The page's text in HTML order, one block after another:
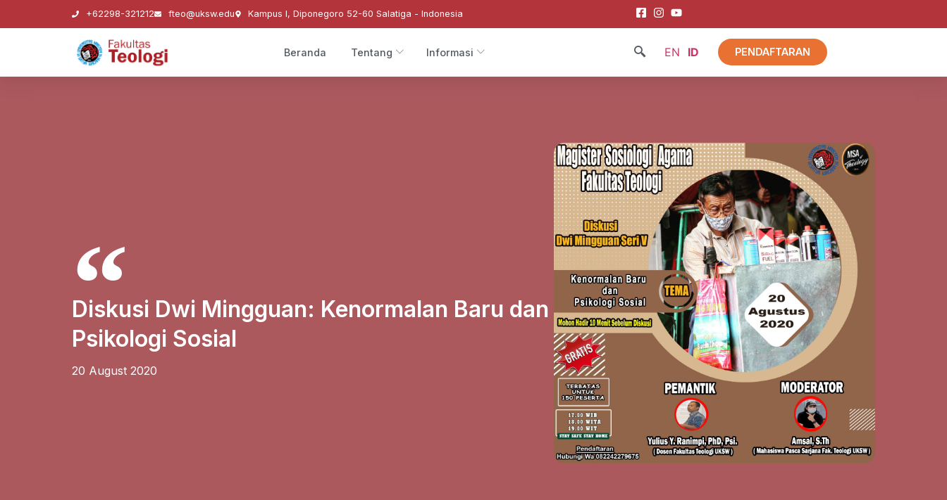
+62298-321212 fteo@uksw.edu Kampus I, Diponegoro 52-60 Salatiga - Indonesia
Beranda Tentang Informasi EN ID PENDAFTARAN
Diskusi Dwi Mingguan: Kenormalan Baru dan
Psikologi Sosial
20 August 2020